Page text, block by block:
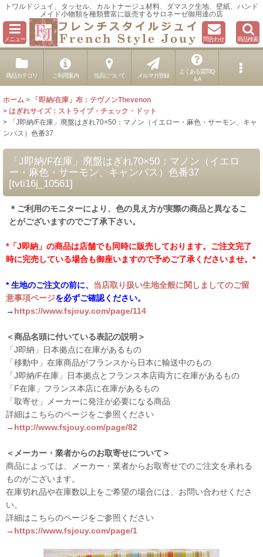
トワルドジュイ、タッセル、カルトナージュ材料、ダマスク生地、壁紙、ハンド
メイド小物類を種類豊富に販売するサロネーゼ御用達の店
メニュー 問合わせ 商品検索
商品カテゴリ ご利用案内 当店について メルマガ登録
よくある質問Q
＆A
ホーム >
「即納/在庫」布：テヴノンThevenon
> はぎれサイズ：ストライプ・チェック・ドット
>
「J即納/F在庫」廃盤はぎれ70×50：マノン（イエロー・麻色・サーモン、キャ
ンバス）色番37
「J即納/F在庫」廃盤はぎれ70×50：マノン（イエロ
ー・麻色・サーモン、キャンバス）色番37
[tvti16j_10561]
＊ご利用のモニターにより、色の見え方が実際の商品と異なるこ
とがございますのでご了承下さい。
*「J即納」の商品は店舗でも同時に販売しております。ご注文完了
時に完売している場合も御座いますので予めご了承くださいませ。*
* 生地のご注文の前に、 当店取り扱い生地全般に関しましてのご留
意事項ページを必ずご確認ください。
→ https://www.fsjouy.com/page/114
＜商品名頭に付いている表記の説明＞
「J即納」日本拠点に在庫があるもの
「移動中」在庫商品がフランスから日本に輸送中のもの
「J即納/F在庫」日本拠点とフランス本店両方に在庫があるもの
「F在庫」フランス本店に在庫があるもの
「取寄せ」メーカーに発注が必要になる商品
詳細はこちらのページをご参照ください
→ http://www.fsjouy.com/page/82
＜メーカー・業者からのお取寄せについて＞
商品によっては、メーカー・業者からお取寄せでのご注文を承れる
ものがございます。
在庫切れ品や在庫数以上をご希望の場合には、お問い合わせくださ
い。
詳細はこちらのページをご参照ください
→ https://www.fsjouy.com/page/1